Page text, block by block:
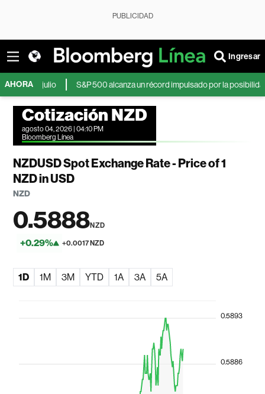
PUBLICIDAD
Ingresar
AHORA
de julio S&P 500 alcanza un récord impulsado por la posibilidad de un
Cotización NZD
agosto 04, 2026 | 04:10 PM
Bloomberg Línea
NZDUSD Spot Exchange Rate - Price of 1
NZD in USD
NZD
0.5888NZD
+0.29% +0.0017 NZD
1D 1M 3M YTD 1A 3A 5A
0.5886
0.5893